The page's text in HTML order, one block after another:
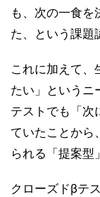
も、次の一食を
た、という課題
これに加えて、
たい」というニ
テストでも「次
ていたことから
られる「提案型
クローズドβテ